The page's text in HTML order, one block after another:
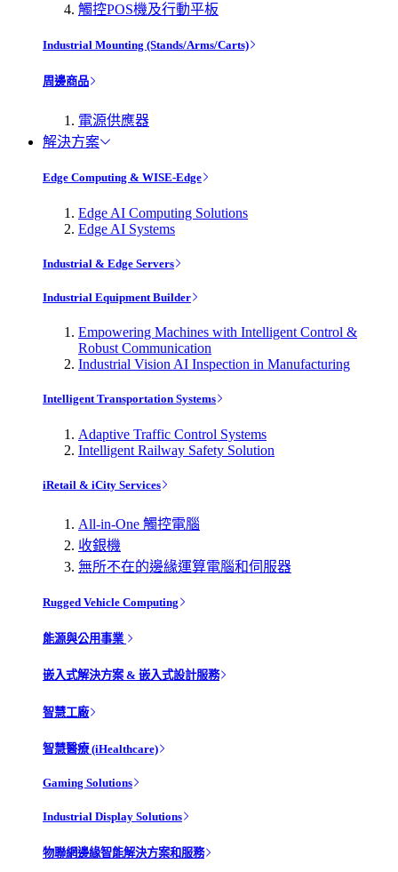
觸控POS機及行動平板
Industrial Mounting (Stands/Arms/Carts)
周邊商品
電源供應器
解決方案
Edge Computing & WISE-Edge
Edge AI Computing Solutions
Edge AI Systems
Industrial & Edge Servers
Industrial Equipment Builder
Empowering Machines with Intelligent Control &
Robust Communication
Industrial Vision AI Inspection in Manufacturing
Intelligent Transportation Systems
Adaptive Traffic Control Systems
Intelligent Railway Safety Solution
iRetail & iCity Services
All-in-One 觸控電腦
收銀機
無所不在的邊緣運算電腦和伺服器
Rugged Vehicle Computing
能源與公用事業
嵌入式解決方案 & 嵌入式設計服務
智慧工廠
智慧醫療 (iHealthcare)
Gaming Solutions
Industrial Display Solutions
物聯網邊緣智能解決方案和服務